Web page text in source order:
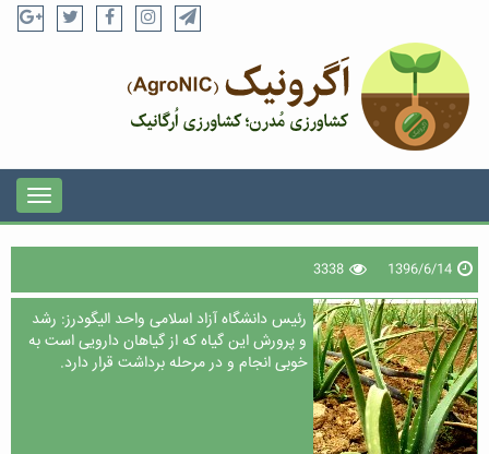
1396/6/14
3338
رئیس دانشگاه آزاد اسلامی واحد الیگودرز: رشد
و پرورش این گیاه که از گیاهان دارویی است به
خوبی انجام و در مرحله برداشت قرار دارد.